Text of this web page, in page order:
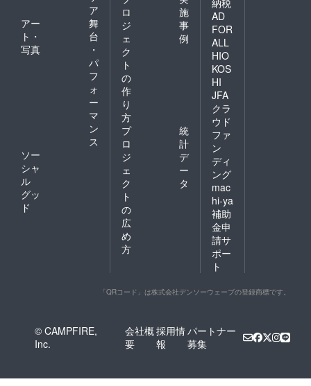
ア
アー
ト・
写真
舞
台
・
パ
フ
ォ
ー
マ
ン
ス
ソー
シャ
ル
グッ
ド
ロ
ジ
ェ
ク
ト
の
作
り
方
施
事
例
プ
ロ
ジ
ェ
ク
ト
の
広
め
方
統
計
デ
ー
タ
AD
FOR
ALL
HIO
KOS
HI
JFA
クラ
ウド
ファ
ン
ディ
ング
mac
hi-ya
補助
金申
請サ
ポー
ト
「QRコード」は株式会社デンソーウェーブの登録商標です。
© CAMPFIRE,
Inc.
会社概
要
採用情
報
パートナー
募集